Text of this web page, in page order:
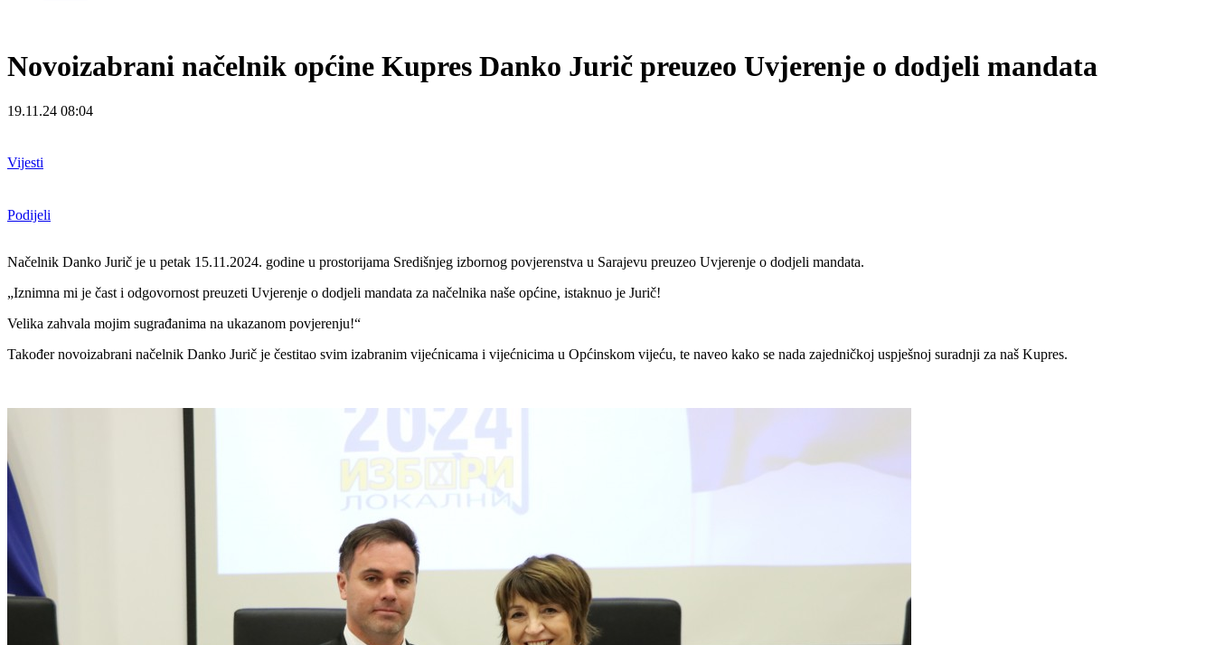
Novoizabrani načelnik općine Kupres Danko Jurič preuzeo Uvjerenje o dodjeli mandata
19.11.24 08:04
Vijesti
Podijeli
Načelnik Danko Jurič je u petak 15.11.2024. godine u prostorijama Središnjeg izbornog povjerenstva u Sarajevu preuzeo Uvjerenje o dodjeli mandata.
„Iznimna mi je čast i odgovornost preuzeti Uvjerenje o dodjeli mandata za načelnika naše općine, istaknuo je Jurič!
Velika zahvala mojim sugrađanima na ukazanom povjerenju!“
Također novoizabrani načelnik Danko Jurič je čestitao svim izabranim vijećnicama i vijećnicima u Općinskom vijeću, te naveo kako se nada zajedničkoj uspješnoj suradnji za naš Kupres.